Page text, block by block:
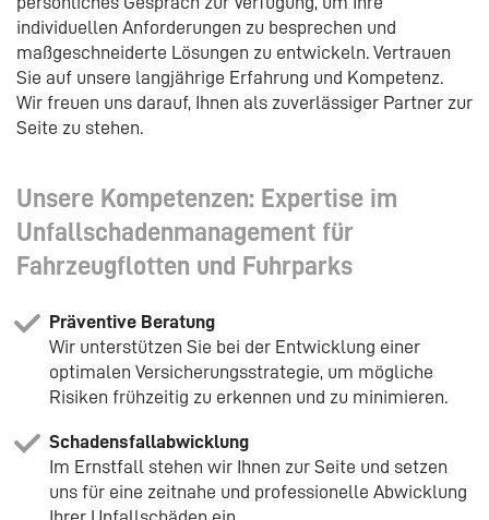
individuellen Anforderungen zu besprechen und
maßgeschneiderte Lösungen zu entwickeln. Vertrauen
Sie auf unsere langjährige Erfahrung und Kompetenz.
Wir freuen uns darauf, Ihnen als zuverlässiger Partner zur
Seite zu stehen.
Unsere Kompetenzen: Expertise im
Unfallschadenmanagement für
Fahrzeugflotten und Fuhrparks
Präventive Beratung
Wir unterstützen Sie bei der Entwicklung einer
optimalen Versicherungsstrategie, um mögliche
Risiken frühzeitig zu erkennen und zu minimieren.
Schadensfallabwicklung
Im Ernstfall stehen wir Ihnen zur Seite und setzen
uns für eine zeitnahe und professionelle Abwicklung